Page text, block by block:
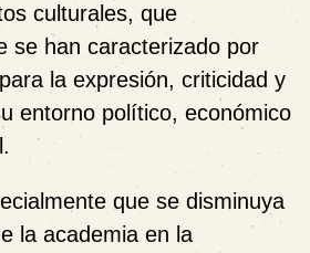
culturales, que
se han caracterizado por
la expresión, criticidad y
entorno político, económico
que se disminuya
la academia en la